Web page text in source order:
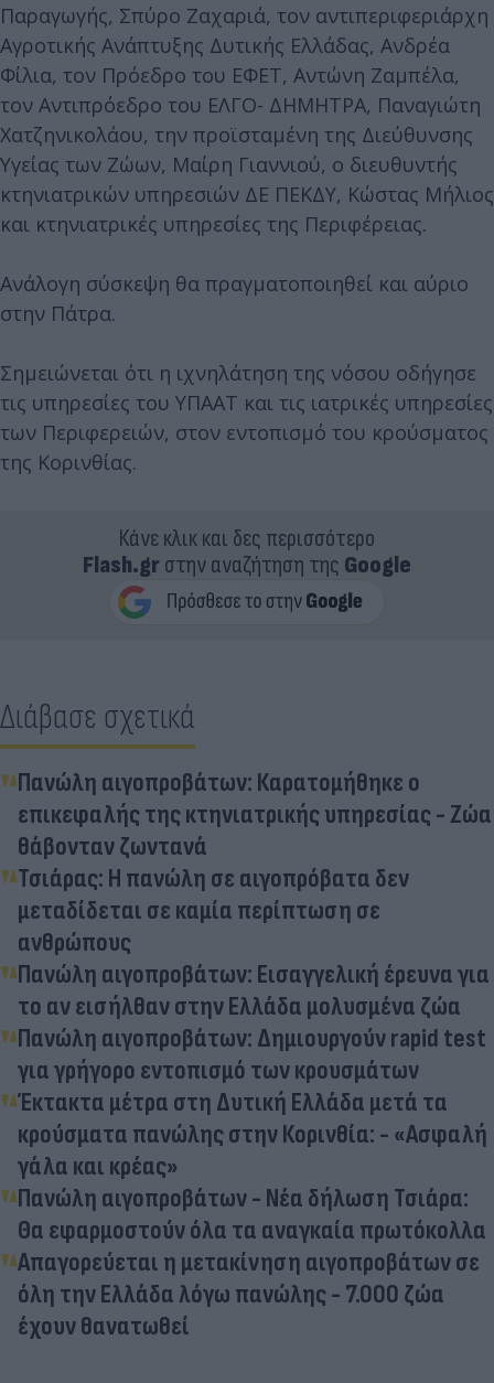
Παραγωγής, Σπύρο Ζαχαριά, τον αντιπεριφεριάρχη
Αγροτικής Ανάπτυξης Δυτικής Ελλάδας, Ανδρέα
Φίλια, τον Πρόεδρο του ΕΦΕΤ, Αντώνη Ζαμπέλα,
τον Αντιπρόεδρο του ΕΛΓΟ- ΔΗΜΗΤΡΑ, Παναγιώτη
Χατζηνικολάου, την προϊσταμένη της Διεύθυνσης
Υγείας των Ζώων, Μαίρη Γιαννιού, ο διευθυντής
κτηνιατρικών υπηρεσιών ΔΕ ΠΕΚΔΥ, Κώστας Μήλιος
και κτηνιατρικές υπηρεσίες της Περιφέρειας.
Ανάλογη σύσκεψη θα πραγματοποιηθεί και αύριο
στην Πάτρα.
Σημειώνεται ότι η ιχνηλάτηση της νόσου οδήγησε
τις υπηρεσίες του ΥΠΑΑΤ και τις ιατρικές υπηρεσίες
των Περιφερειών, στον εντοπισμό του κρούσματος
της Κορινθίας.
Κάνε κλικ και δες περισσότερο
Flash.grστην αναζήτηση της Google
Διάβασε σχετικά
Πανώλη αιγοπροβάτων: Καρατομήθηκε ο
επικεφαλής της κτηνιατρικής υπηρεσίας - Ζώα
θάβονταν ζωντανά
Τσιάρας: Η πανώλη σε αιγοπρόβατα δεν
μεταδίδεται σε καμία περίπτωση σε
ανθρώπους
Πανώλη αιγοπροβάτων: Εισαγγελική έρευνα για
το αν εισήλθαν στην Ελλάδα μολυσμένα ζώα
Πανώλη αιγοπροβάτων: Δημιουργούν rapid test
για γρήγορο εντοπισμό των κρουσμάτων
Έκτακτα μέτρα στη Δυτική Ελλάδα μετά τα
κρούσματα πανώλης στην Κορινθία: - «Ασφαλή
γάλα και κρέας»
Πανώλη αιγοπροβάτων - Νέα δήλωση Τσιάρα:
Θα εφαρμοστούν όλα τα αναγκαία πρωτόκολλα
Απαγορεύεται η μετακίνηση αιγοπροβάτων σε
όλη την Ελλάδα λόγω πανώλης - 7.000 ζώα
έχουν θανατωθεί